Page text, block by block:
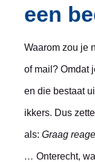
een
Waarom zou je
of mail? Omdat
en die bestaat
ikkers. Dus
als: Graag
… Onterecht,